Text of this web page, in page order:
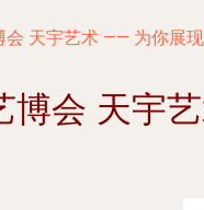
会 天宇艺术 —— 为你展现
博会 天宇